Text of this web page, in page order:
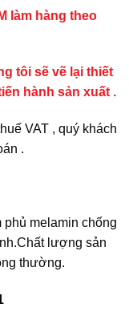
làm hàng theo
tôi sẽ vẽ lại thiết
hành sản xuất .
VAT , quý khách
.
phủ melamin chống
lượng sản
thường.